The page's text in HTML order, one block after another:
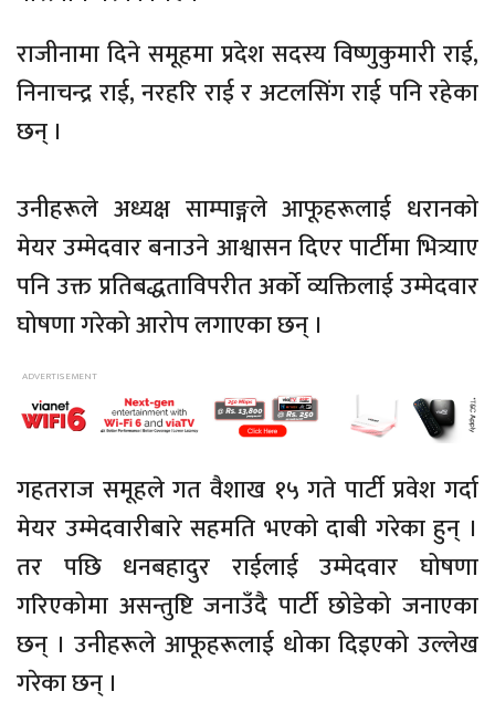
राजीनामा दिने समूहमा प्रदेश सदस्य विष्णुकुमारी राई,
निनाचन्द्र राई, नरहरि राई र अटलसिंग राई पनि रहेका
छन् ।
उनीहरूले अध्यक्ष साम्पाङ्गले आफूहरूलाई धरानको
मेयर उम्मेदवार बनाउने आश्वासन दिएर पार्टीमा भित्र्याए
पनि उक्त प्रतिबद्धताविपरीत अर्को व्यक्तिलाई उम्मेदवार
घोषणा गरेको आरोप लगाएका छन् ।
गहतराज समूहले गत वैशाख १५ गते पार्टी प्रवेश गर्दा
मेयर उम्मेदवारीबारे सहमति भएको दाबी गरेका हुन् ।
तर पछि धनबहादुर राईलाई उम्मेदवार घोषणा
गरिएकोमा असन्तुष्टि जनाउँदै पार्टी छोडेको जनाएका
छन् । उनीहरूले आफूहरूलाई धोका दिइएको उल्लेख
गरेका छन् ।